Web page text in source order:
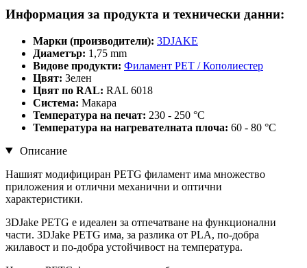
Информация за продукта и технически данни:
Марки (производители): 3DJAKE
Диаметър: 1,75 mm
Видове продукти: Филамент PET / Кополиестер
Цвят: Зелен
Цвят по RAL: RAL 6018
Система: Макара
Температура на печат: 230 - 250 °C
Температура на нагревателната плоча: 60 - 80 °C
Описание
Нашият модифициран PETG филамент има множество
приложения и отлични механични и оптични
характеристики.
3DJake PETG е идеален за отпечатване на функционални
части. 3DJake PETG има, за разлика от PLA, по-добра
жилавост и по-добра устойчивост на температура.